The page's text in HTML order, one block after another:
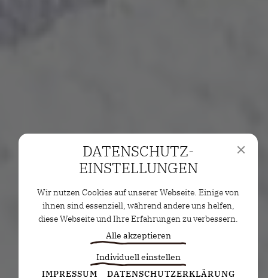
DATENSCHUTZ­
EINSTELLUNGEN
Wir nutzen Cookies auf unserer Webseite. Einige von
ihnen sind essenziell, während andere uns helfen,
diese Webseite und Ihre Erfahrungen zu verbessern.
Alle akzeptieren
Individuell einstellen
Statistiken
IMPRESSUM DATENSCHUTZERKLÄRUNG